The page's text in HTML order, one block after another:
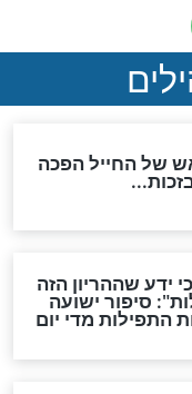
הקודש